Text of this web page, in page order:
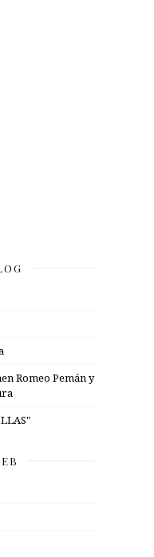
Romeo Pemán y